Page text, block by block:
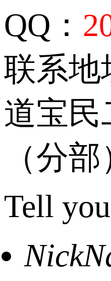
QQ：
联系地
道宝民
（分
Tell